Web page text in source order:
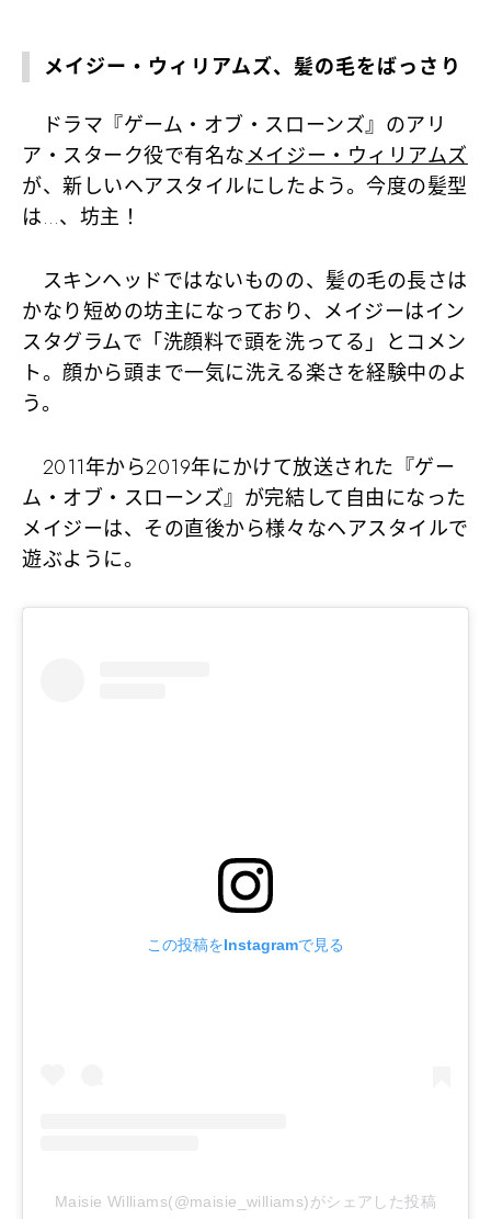
メイジー・ウィリアムズ、髪の毛をばっさり
ドラマ『ゲーム・オブ・スローンズ』のアリ
ア・スターク役で有名なメイジー・ウィリアムズ
が、新しいヘアスタイルにしたよう。今度の髪型
は…、坊主！
スキンヘッドではないものの、髪の毛の長さは
かなり短めの坊主になっており、メイジーはイン
スタグラムで「洗顔料で頭を洗ってる」とコメン
ト。顔から頭まで一気に洗える楽さを経験中のよ
う。
2011年から2019年にかけて放送された『ゲー
ム・オブ・スローンズ』が完結して自由になった
メイジーは、その直後から様々なヘアスタイルで
遊ぶように。
この投稿をInstagramで見る
Maisie Williams(@maisie_williams)がシェアした投稿